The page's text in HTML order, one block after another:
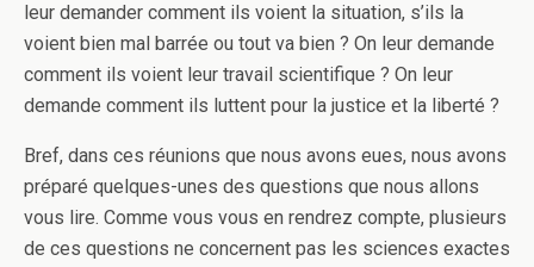
leur demander comment ils voient la situation, s’ils la
voient bien mal barrée ou tout va bien ? On leur demande
comment ils voient leur travail scientifique ? On leur
demande comment ils luttent pour la justice et la liberté ?
Bref, dans ces réunions que nous avons eues, nous avons
préparé quelques-unes des questions que nous allons
vous lire. Comme vous vous en rendrez compte, plusieurs
de ces questions ne concernent pas les sciences exactes